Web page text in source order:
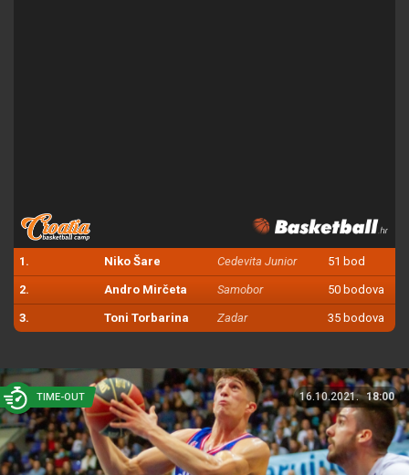
1. Niko Šare Cedevita Junior 51 bod
2. Andro Mirčeta Samobor 50 bodova
3. Toni Torbarina Zadar 35 bodova
TIME-OUT 16.10.2021. 18:00